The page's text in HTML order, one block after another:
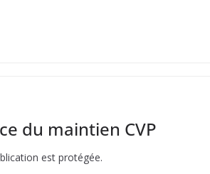
du maintien CVP
est protégée.